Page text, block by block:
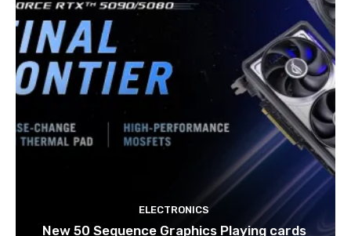
ELECTRONICS
New 50 Sequence Graphics Playing cards